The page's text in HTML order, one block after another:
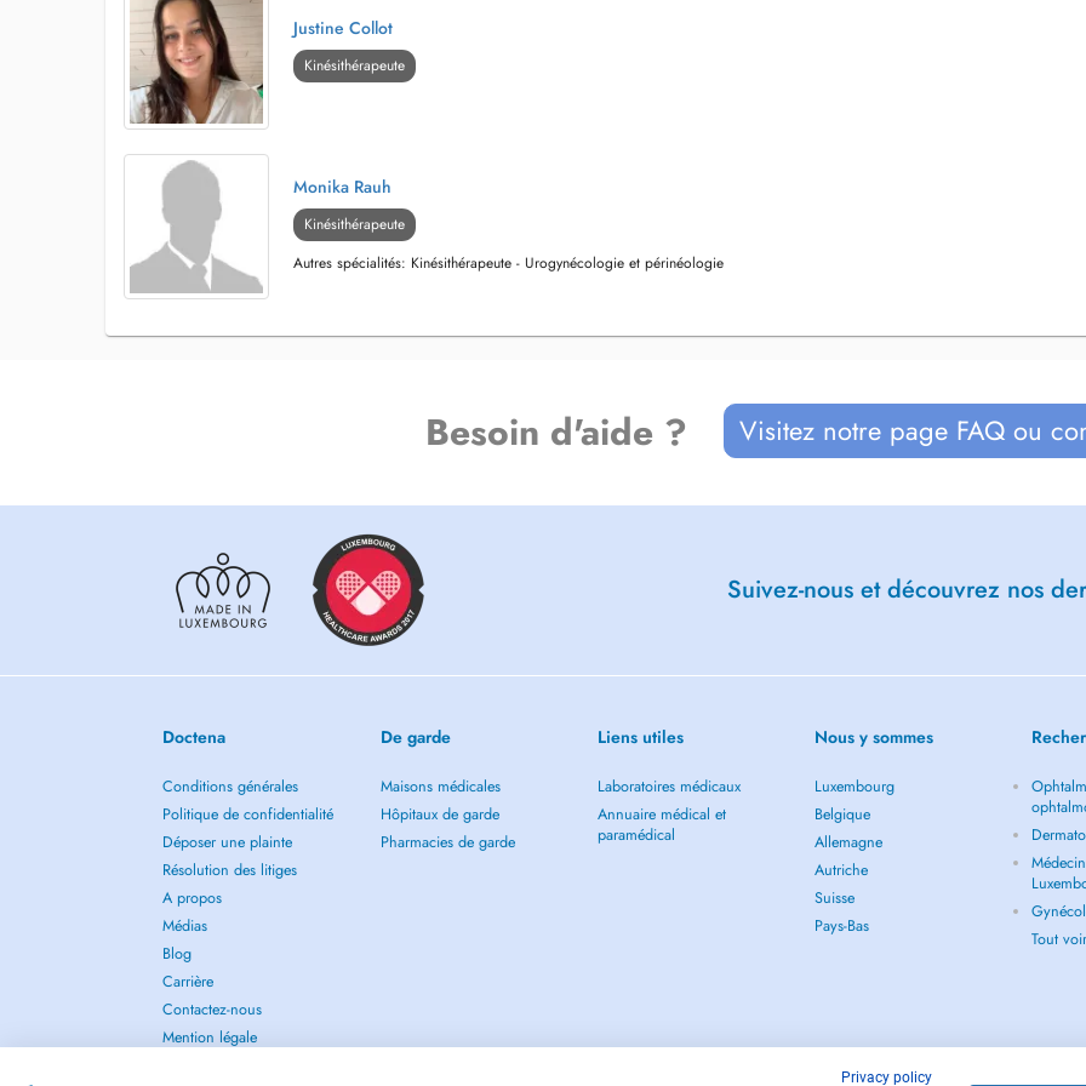
Justine Collot
Kinésithérapeute
Monika Rauh
Kinésithérapeute
Autres spécialités: Kinésithérapeute - Urogynécologie et périnéologie
Besoin d'aide ? Visitez notre page FAQ ou
Suivez-nous et découvrez nos
Doctena
Conditions générales
Politique de confidentialité
Déposer une plainte
Résolution des litiges
A propos
Médias
Blog
Carrière
Contactez-nous
Mention légale
De garde
Maisons médicales
Hôpitaux de garde
Pharmacies de garde
Liens utiles
Laboratoires médicaux
Annuaire médical et
paramédical
Nous y sommes
Luxembourg
Belgique
Allemagne
Autriche
Suisse
Pays-Bas
Tout
Privacy policy